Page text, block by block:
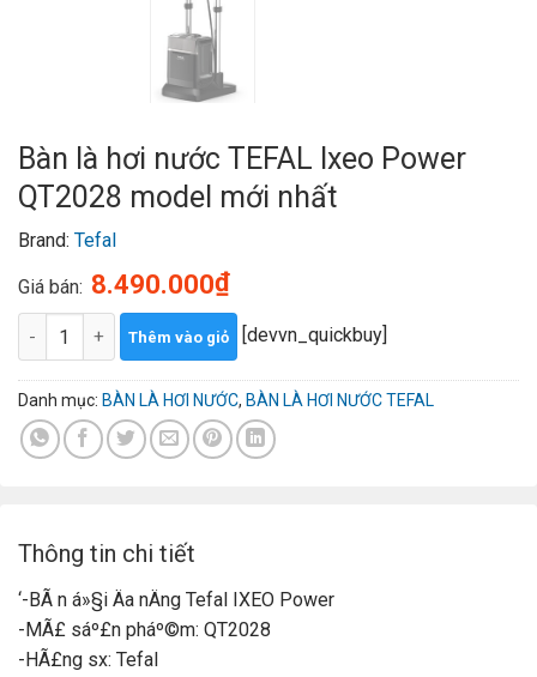
Bàn là hơi nước TEFAL Ixeo Power
QT2028 model mới nhất
Brand: Tefal
Giá bán: 8.490.000₫
Bàn là hơi nước TEFAL Ixeo Power QT2028 model mới nhất số
Thêm vào giỏ [devvn_quickbuy]
Danh mục: BÀN LÀ HƠI NƯỚC, BÀN LÀ HƠI NƯỚC TEFAL
Thông tin chi tiết
‘-BÃ n á»§i Äa nÄng Tefal IXEO Power
-MÃ£ sáº£n pháº©m: QT2028
-HÃ£ng sx: Tefal